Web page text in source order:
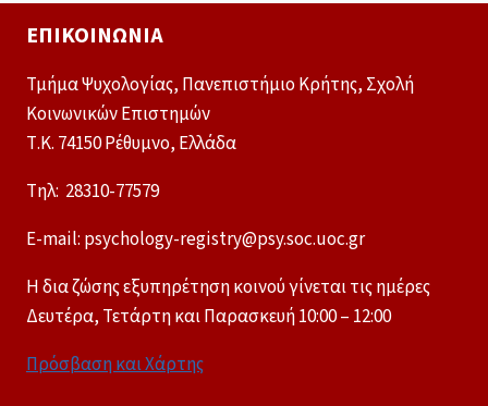
ΕΠΙΚΟΙΝΩΝΊΑ
Τμήμα Ψυχολογίας, Πανεπιστήμιο Κρήτης, Σχολή
Κοινωνικών Επιστημών
Τ.Κ. 74150 Ρέθυμνο, Ελλάδα
Tηλ: 28310-77579
E-mail: psychology-registry@psy.soc.uoc.gr
Η δια ζώσης εξυπηρέτηση κοινού γίνεται τις ημέρες
Δευτέρα, Τετάρτη και Παρασκευή 10:00 – 12:00
Πρόσβαση και Χάρτης